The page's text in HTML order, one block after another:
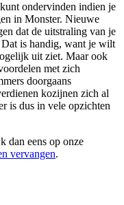
ondervinden indien je
in Monster. Nieuwe
dat de uitstraling van je
is handig, want je wilt
uit ziet. Maar ook
met zich
doorgaans
kozijnen zich al
is dus in vele opzichten
dan eens op onze
vervangen.